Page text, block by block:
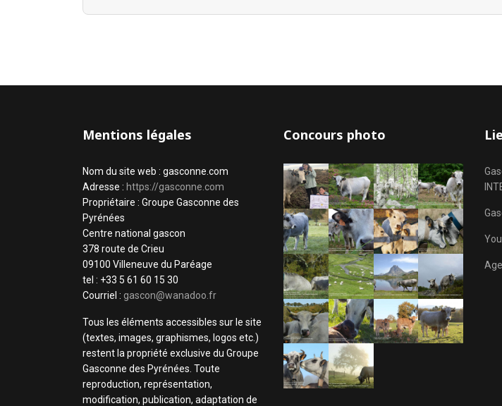
Mentions légales
Nom du site web : gasconne.com
Adresse : https://gasconne.com
Propriétaire : Groupe Gasconne des
Pyrénées
Centre national gascon
378 route de Crieu
09100 Villeneuve du Paréage
tel : +33 5 61 60 15 30
Courriel : gascon@wanadoo.fr
Tous les éléments accessibles sur le site
(textes, images, graphismes, logos etc.)
restent la propriété exclusive du Groupe
Gasconne des Pyrénées. Toute
reproduction, représentation,
modification, publication, adaptation de
Concours photo